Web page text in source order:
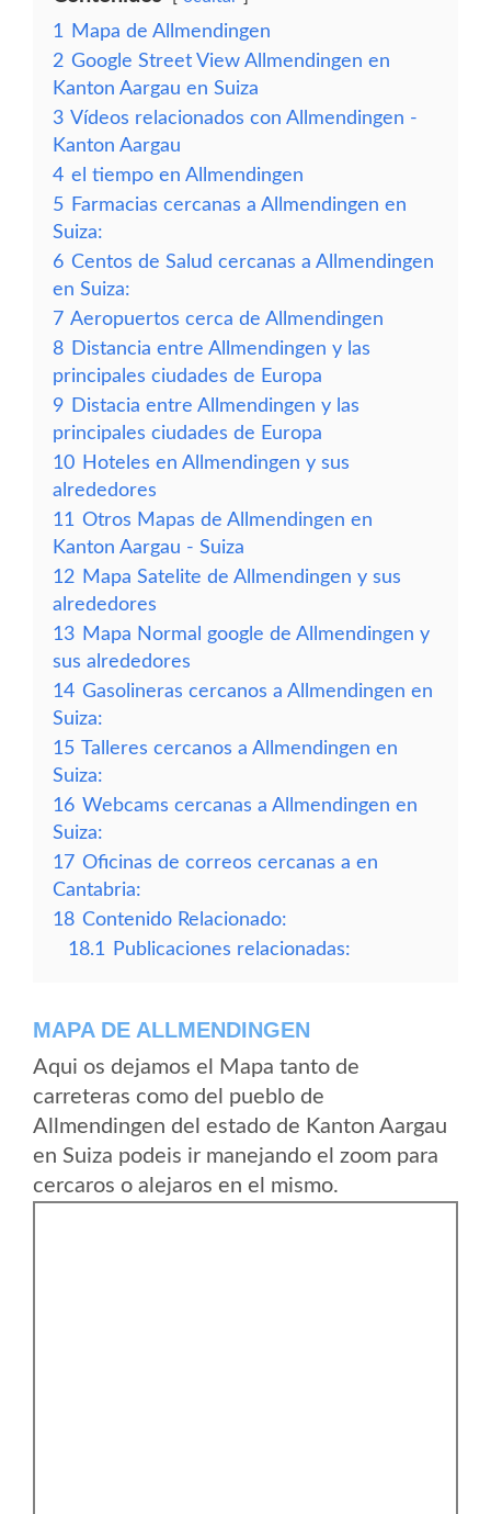
1
Mapa de Allmendingen
2 Google Street View Allmendingen en
Kanton Aargau en Suiza
3 Vídeos relacionados con Allmendingen -
Kanton Aargau
4 el tiempo en Allmendingen
5 Farmacias cercanas a Allmendingen en
Suiza:
6 Centos de Salud cercanas a Allmendingen
en Suiza:
7 Aeropuertos cerca de Allmendingen
8 Distancia entre Allmendingen y las
principales ciudades de Europa
9 Distacia entre Allmendingen y las
principales ciudades de Europa
10 Hoteles en Allmendingen y sus
alrededores
11 Otros Mapas de Allmendingen en
Kanton Aargau - Suiza
12 Mapa Satelite de Allmendingen y sus
alrededores
13 Mapa Normal google de Allmendingen y
sus alrededores
14 Gasolineras cercanos a Allmendingen en
Suiza:
15 Talleres cercanos a Allmendingen en
Suiza:
16 Webcams cercanas a Allmendingen en
Suiza:
17 Oficinas de correos cercanas a en
Cantabria:
18 Contenido Relacionado:
18.1
Publicaciones relacionadas:
MAPA DE ALLMENDINGEN
Aqui os dejamos el Mapa tanto de
carreteras como del pueblo de
Allmendingen del estado de Kanton Aargau
en Suiza podeis ir manejando el zoom para
cercaros o alejaros en el mismo.